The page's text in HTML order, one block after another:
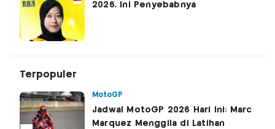
2026, Ini Penyebabnya
Terpopuler
MotoGP
Jadwal MotoGP 2026 Hari Ini: Marc
Marquez Menggila di Latihan